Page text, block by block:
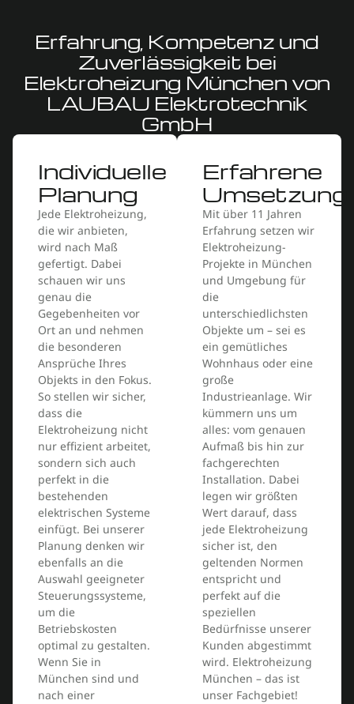
Erfahrung, Kompetenz und
Zuverlässigkeit bei
Elektroheizung München von
LAUBAU Elektrotechnik
GmbH
Erfahrene
Umsetzung
Mit über 11 Jahren
Erfahrung setzen wir
Elektroheizung-
Projekte in München
und Umgebung für
die
unterschiedlichsten
Objekte um – sei es
ein gemütliches
Wohnhaus oder eine
große
Industrieanlage. Wir
kümmern uns um
alles: vom genauen
Aufmaß bis hin zur
fachgerechten
Installation. Dabei
legen wir größten
Wert darauf, dass
jede Elektroheizung
sicher ist, den
geltenden Normen
entspricht und
perfekt auf die
speziellen
Bedürfnisse unserer
Kunden abgestimmt
wird. Elektroheizung
München – das ist
unser Fachgebiet!
Individuelle
Planung
Jede Elektroheizung,
die wir anbieten,
wird nach Maß
gefertigt. Dabei
schauen wir uns
genau die
Gegebenheiten vor
Ort an und nehmen
die besonderen
Ansprüche Ihres
Objekts in den Fokus.
So stellen wir sicher,
dass die
Elektroheizung nicht
nur effizient arbeitet,
sondern sich auch
perfekt in die
bestehenden
elektrischen Systeme
einfügt. Bei unserer
Planung denken wir
ebenfalls an die
Auswahl geeigneter
Steuerungssysteme,
um die
Betriebskosten
optimal zu gestalten.
Wenn Sie in
München sind und
nach einer